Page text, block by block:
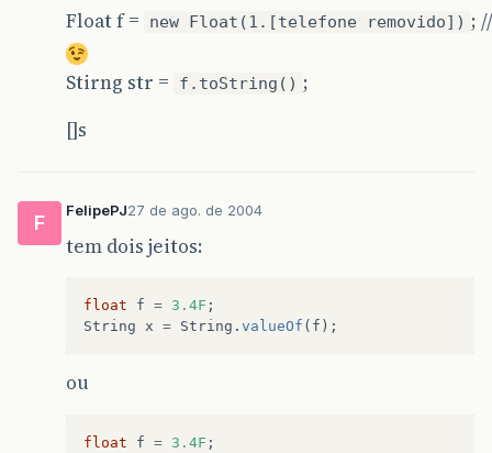
Float f =
new Float(1.[telefone removido]) ;
Stirng str = f.toString() ;
[]s
F
FelipePJ27 de ago. de 2004
tem dois jeitos:
float f = 3.4F ;
String x = String . valueOf ( f );
ou
float f = 3.4F ;